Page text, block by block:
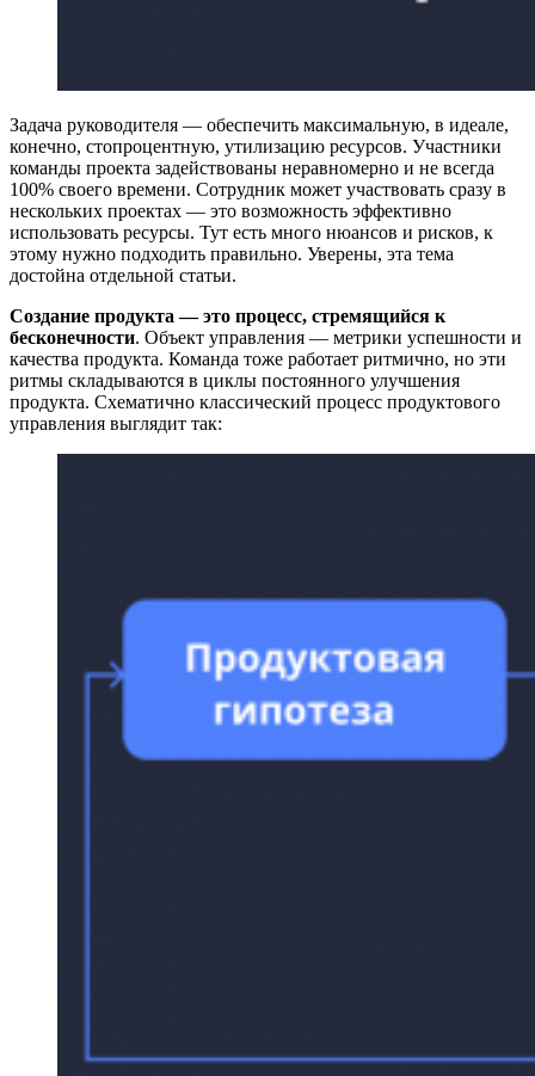
Задача руководителя — обеспечить максимальную, в идеале,
конечно, стопроцентную, утилизацию ресурсов. Участники
команды проекта задействованы неравномерно и не всегда
100% своего времени. Сотрудник может участвовать сразу в
нескольких проектах — это возможность эффективно
использовать ресурсы. Тут есть много нюансов и рисков, к
этому нужно подходить правильно. Уверены, эта тема
достойна отдельной статьи.
Создание продукта — это процесс, стремящийся к
бесконечности. Объект управления — метрики успешности и
качества продукта. Команда тоже работает ритмично, но эти
ритмы складываются в циклы постоянного улучшения
продукта. Схематично классический процесс продуктового
управления выглядит так: